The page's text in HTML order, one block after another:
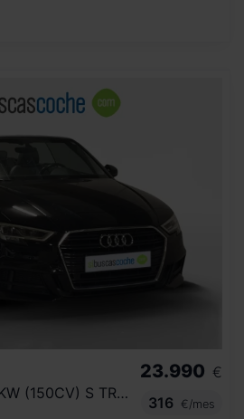
CABRIO 35 TFSI 110KW (150CV) S TRONIC
23.990 €
316
€/mes